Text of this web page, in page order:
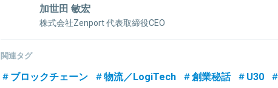
加世田 敏宏
株式会社Zenport 代表取締役CEO
ラウドソフトZenportを提供中。東京大学工学部機械工学科卒業。東京
ントラクト本格入門―FinTechとブロックチェーンが作り出す近未来がわ
関連タグ
ブロックチェーン 物流／LogiTech 創業秘話 U30